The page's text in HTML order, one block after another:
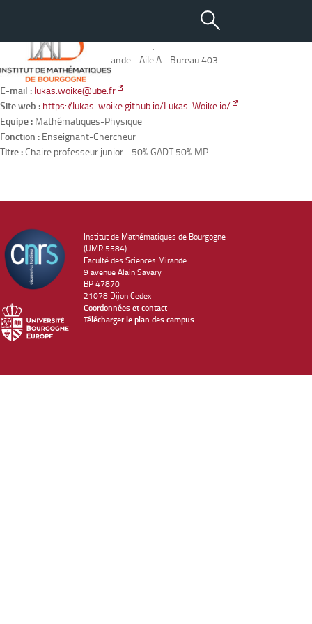
Adresse :IMB - 9 avenue Alain Savary - BP47870 - 21078 DIJON
Localisation :Bâtiment Mirande - Aile A - Bureau 403
Tél. :03 80 39 90 62
E-mail : lukas.woike@ube.fr
Site web : https://lukas-woike.github.io/Lukas-Woike.io/
Equipe : Mathématiques-Physique
Fonction : Enseignant-Chercheur
Titre :Chaire professeur junior - 50% GADT 50% MP
Institut de Mathématiques de Bourgogne
(UMR 5584)
Faculté des Sciences Mirande
9 avenue Alain Savary
BP 47870
21078 Dijon Cedex
Coordonnées et contact
Télécharger le plan des campus